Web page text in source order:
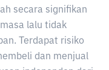
secara signifikan
lalu tidak
Terdapat risiko
dan menjual